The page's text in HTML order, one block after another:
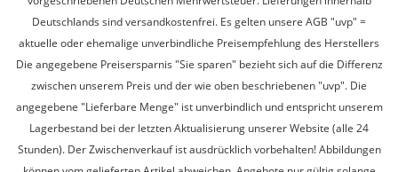
Deutschlands sind versandkostenfrei. Es gelten unsere AGB "uvp" =
aktuelle oder ehemalige unverbindliche Preisempfehlung des Herstellers
Die angegebene Preisersparnis "Sie sparen" bezieht sich auf die Differenz
zwischen unserem Preis und der wie oben beschriebenen "uvp". Die
angegebene "Lieferbare Menge" ist unverbindlich und entspricht unserem
Lagerbestand bei der letzten Aktualisierung unserer Website (alle 24
Stunden). Der Zwischenverkauf ist ausdrücklich vorbehalten! Abbildungen